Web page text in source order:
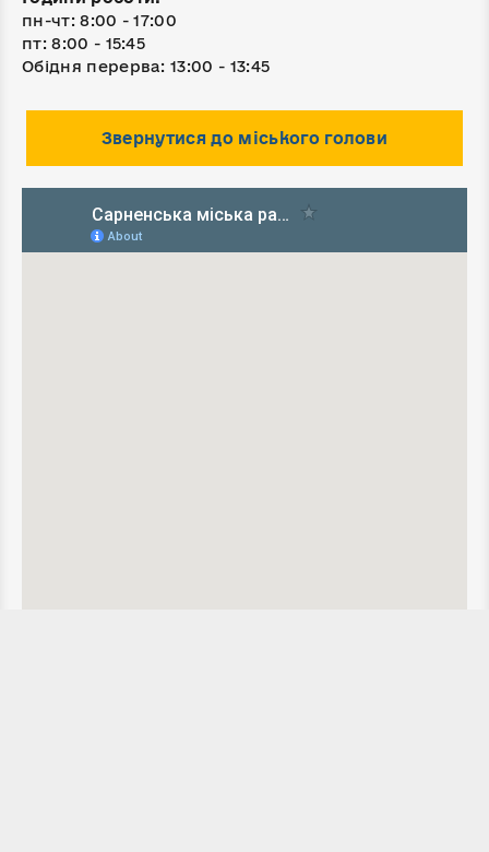
пн-чт: 8:00 - 17:00
пт: 8:00 - 15:45
Обідня перерва: 13:00 - 13:45
Звернутися до міського голови